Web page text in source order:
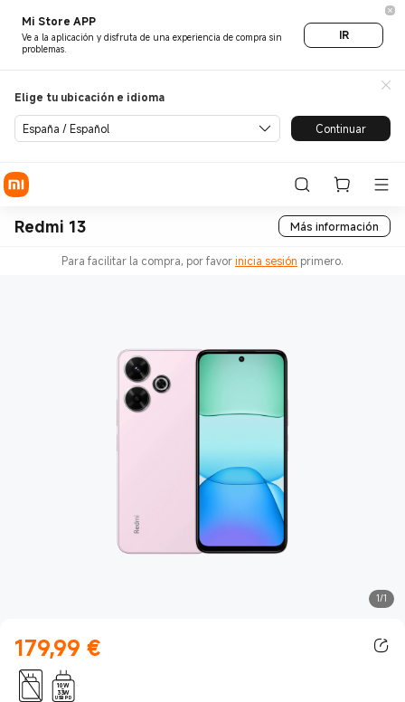
Mi Store APP
Ve a la aplicación y disfruta de una experiencia de compra sin
problemas.
IR
Elige tu ubicación e idioma
España / Español Continuar
Redmi 13 Más información
Para facilitar la compra, por favorinicia sesión primero.
1/1
179,99 €
Current Price €179.99
10W
-
33W
USB PD